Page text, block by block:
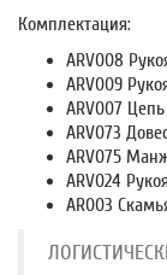
Комплектация:
ARV008
ARV009
ARV007
ARV073
ARV075
ARV024
AR003